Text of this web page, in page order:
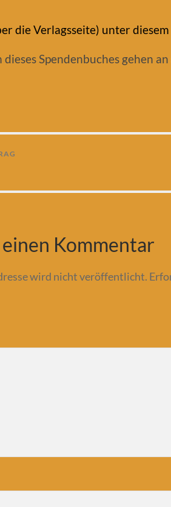
die Verlagsseite) unter
Spendenbuches gehen an
Kommentar
wird nicht veröffentlicht.